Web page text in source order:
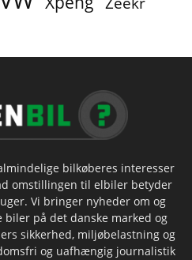
bilkøberes interesser
omstillingen til elbiler betyder
Vi bringer nyheder om og
på det danske marked og
sikkerhed, miljøbelastning og
og uafhængig journalistik